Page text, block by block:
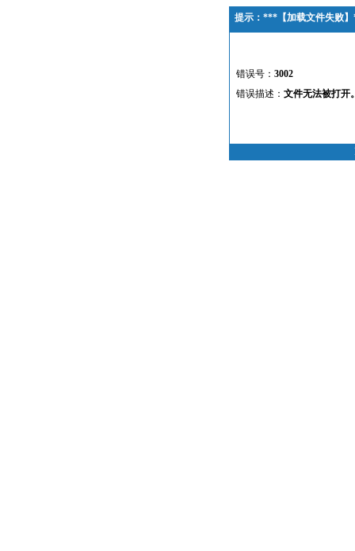
提示：***【加载文件失败
错误号： 3002
错误描述： 文件无法被打开